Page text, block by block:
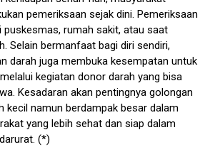
pemeriksaan sejak dini. Pemeriksaan
puskesmas, rumah sakit, atau saat
Selain bermanfaat bagi diri sendiri,
darah juga membuka kesempatan untuk
kegiatan donor darah yang bisa
Kesadaran akan pentingnya golongan
kecil namun berdampak besar dalam
yang lebih sehat dan siap dalam
(*)